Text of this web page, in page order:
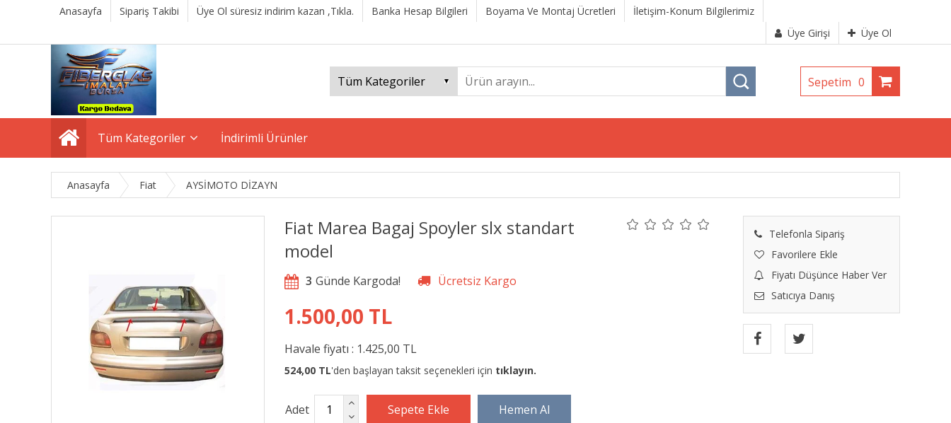
Anasayfa Sipariş Takibi Üye Ol süresiz indirim kazan ,Tıkla. Banka Hesap Bilgileri Boyama Ve Montaj Ücretleri
İletişim-Konum Bilgilerimiz
Üye Girişi
Üye Ol
Sepetim 0
Tüm Kategoriler İndirimli Ürünler
Anasayfa Fiat AYSİMOTO DİZAYN
Fiat Marea Bagaj Spoyler slx standart
model
Telefonla Sipariş
Favorilere Ekle
Fiyatı Düşünce Haber Ver
Satıcıya Danış
3
1.500,00 TL
Havale fiyatı : 1.425,00 TL
524,00 TL'den başlayan taksit seçenekleri için tıklayın.
Adet